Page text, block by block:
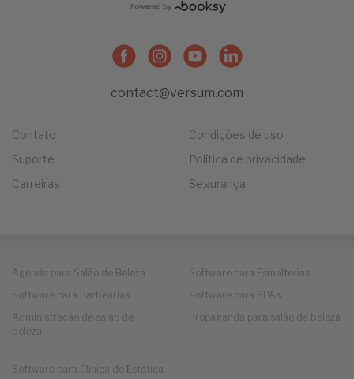
contact@versum.com
Contato
Suporte
Carreiras
Condições de uso
Política de privacidade
Segurança
Agenda para Salão de Beleza
Software para Barbearias
Administração de salão de
beleza
Software para Esmalterias
Software para SPAs
Propaganda para salão de beleza
Software para Clínica de Estética